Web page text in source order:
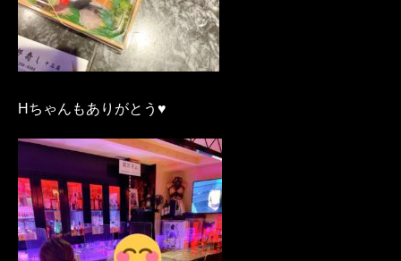
Hちゃんもありがとう♥️